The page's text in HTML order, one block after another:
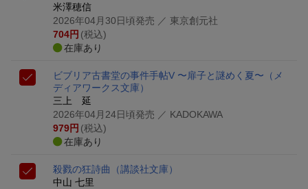
米澤穂信
2026年04月30日頃発売 ／ 東京創元社
704円 (税込)
在庫あり
ビブリア古書堂の事件手帖V 〜扉子と謎めく夏〜 （メ
ディアワークス文庫）
三上 延
2026年04月24日頃発売 ／ KADOKAWA
979円 (税込)
在庫あり
殺戮の狂詩曲
（講談社文庫）
中山 七里